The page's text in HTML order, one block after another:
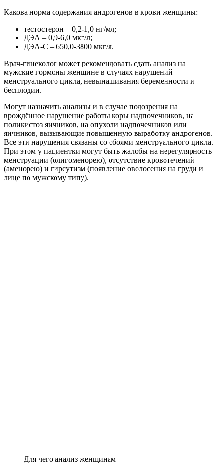
Какова норма содержания андрогенов в крови женщины:
тестостерон – 0,2-1,0 нг/мл;
ДЭА – 0,9-6,0 мкг/л;
ДЭА-С – 650,0-3800 мкг/л.
Врач-гинеколог может рекомендовать сдать анализ на
мужские гормоны женщине в случаях нарушений
менструального цикла, невынашивания беременности и
бесплодии.
Могут назначить анализы и в случае подозрения на
врождённое нарушение работы коры надпочечников, на
поликистоз яичников, на опухоли надпочечников или
яичников, вызывающие повышенную выработку андрогенов.
Все эти нарушения связаны со сбоями менструального цикла.
При этом у пациентки могут быть жалобы на нерегулярность
менструации (олигоменорею), отсутствие кровотечений
(аменорею) и гирсутизм (появление оволосения на груди и
лице по мужскому типу).
Для чего анализ женщинам